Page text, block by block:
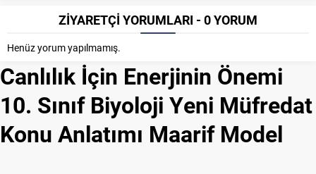
ZİYARETÇİ YORUMLARI - 0 YORUM
Henüz yorum yapılmamış.
Canlılık İçin Enerjinin Önemi
10. Sınıf Biyoloji Yeni Müfredat
Konu Anlatımı Maarif Model